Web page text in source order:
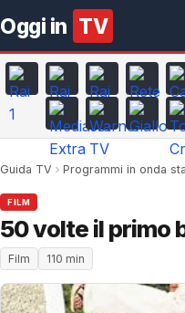
Oggi in TV
Guida TV Programmi in onda
FILM
50 volte il primo
Film 110 min